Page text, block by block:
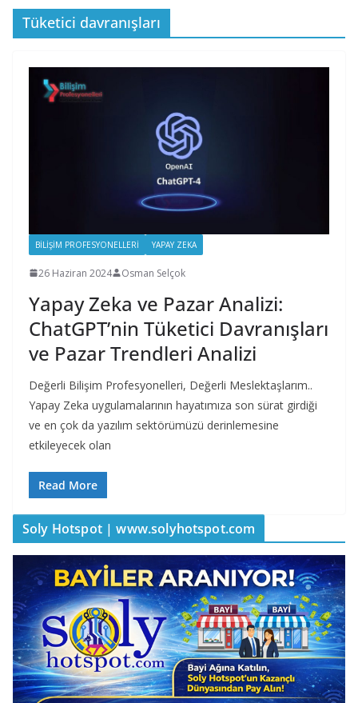
Tüketici davranışları
BILIŞIM PROFESYONELLERI YAPAY ZEKA
26 Haziran 2024 Osman Selçok
Yapay Zeka ve Pazar Analizi:
ChatGPT’nin Tüketici Davranışları
ve Pazar Trendleri Analizi
Değerli Bilişim Profesyonelleri, Değerli Meslektaşlarım..
Yapay Zeka uygulamalarının hayatımıza son sürat girdiği
ve en çok da yazılım sektörümüzü derinlemesine
etkileyecek olan
Read More
Soly Hotspot | www.solyhotspot.com